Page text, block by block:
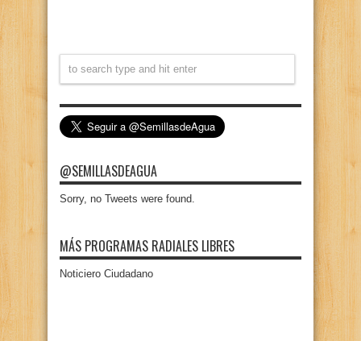
@SEMILLASDEAGUA
Sorry, no Tweets were found.
MÁS PROGRAMAS RADIALES LIBRES
Noticiero Ciudadano